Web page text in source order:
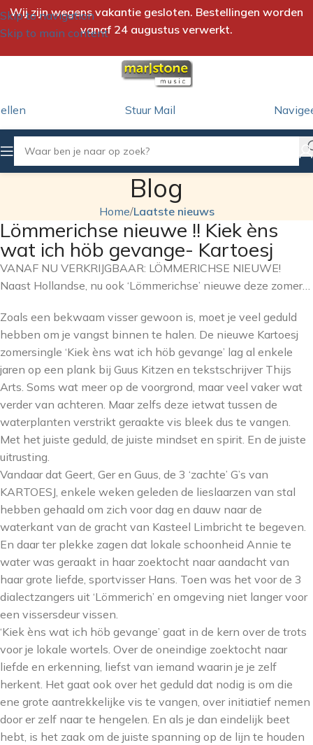
Skip to navigation
Skip to main content
Wij zijn wegens vakantie gesloten. Bestellingen worden
vanaf 24 augustus verwerkt.
Stuur Mail
Blog
Home/Laatste nieuws
Lömmerichse nieuwe !! Kiek èns
wat ich höb gevange- Kartoesj
VANAF NU VERKRIJGBAAR: LÖMMERICHSE NIEUWE!
Naast Hollandse, nu ook ‘Lömmerichse’ nieuwe deze zomer…
Zoals een bekwaam visser gewoon is, moet je veel geduld
hebben om je vangst binnen te halen. De nieuwe Kartoesj
zomersingle ‘Kiek èns wat ich höb gevange’ lag al enkele
jaren op een plank bij Guus Kitzen en tekstschrijver Thijs
Arts. Soms wat meer op de voorgrond, maar veel vaker wat
verder van achteren. Maar zelfs deze ietwat tussen de
waterplanten verstrikt geraakte vis bleek dus te vangen.
Met het juiste geduld, de juiste mindset en spirit. En de juiste
uitrusting.
Vandaar dat Geert, Ger en Guus, de 3 ‘zachte’ G’s van
KARTOESJ, enkele weken geleden de lieslaarzen van stal
hebben gehaald om zich voor dag en dauw naar de
waterkant van de gracht van Kasteel Limbricht te begeven.
En daar ter plekke zagen dat lokale schoonheid Annie te
water was geraakt in haar zoektocht naar aandacht van
haar grote liefde, sportvisser Hans. Toen was het voor de 3
dialectzangers uit ‘Lömmerich’ en omgeving niet langer voor
een vissersdeur vissen.
‘Kiek èns wat ich höb gevange’ gaat in de kern over de trots
voor je lokale wortels. Over de oneindige zoektocht naar
liefde en erkenning, liefst van iemand waarin je je zelf
herkent. Het gaat ook over het geduld dat nodig is om die
ene grote aantrekkelijke vis te vangen, over initiatief nemen
door er zelf naar te hengelen. En als je dan eindelijk beet
hebt, is het zaak om de juiste spanning op de lijn te houden